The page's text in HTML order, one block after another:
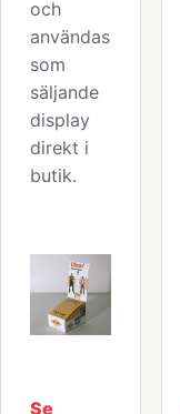
och
användas
som
säljande
display
direkt i
butik.
Se